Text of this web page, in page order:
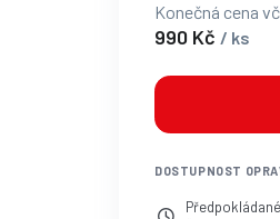
Konečná cena
990 Kč / ks
DOSTUPNOST